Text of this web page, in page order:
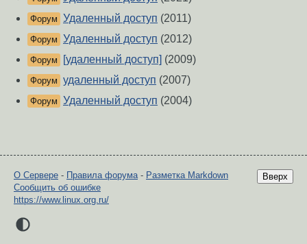
Форум Удаленный доступ (2011)
Форум Удаленный доступ (2012)
Форум [удаленный доступ] (2009)
Форум удаленный доступ (2007)
Форум Удаленный доступ (2004)
Вверх
О Сервере - Правила форума- Разметка Markdown
Сообщить об ошибке
https://www.linux.org.ru/